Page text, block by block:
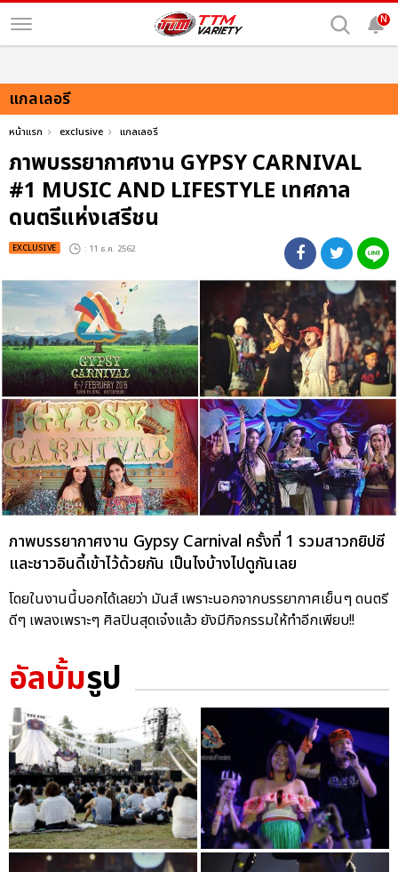
N
แกลเลอรี
หน้าแรก exclusive แกลเลอรี
ภาพบรรยากาศงาน GYPSY CARNIVAL
#1 MUSIC AND LIFESTYLE เทศกาล
ดนตรีแห่งเสรีชน
EXCLUSIVE : 11 ธ.ค. 2562
ภาพบรรยากาศงาน Gypsy Carnival ครั้งที่ 1 รวมสาวกยิปซี
และชาวอินดี้เข้าไว้ด้วยกัน เป็นไงบ้างไปดูกันเลย
โดยในงานนี้บอกได้เลยว่า มันส์ เพราะนอกจากบรรยากาศเย็นๆ ดนตรี
ดีๆ เพลงเพราะๆ ศิลปินสุดเจ๋งแล้ว ยังมีกิจกรรมให้ทำอีกเพียบ!!
อัลบั้มรูป